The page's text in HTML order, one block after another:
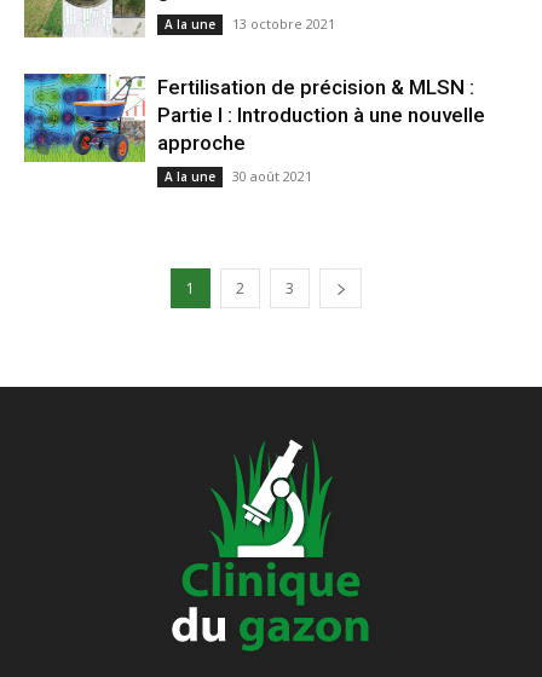
A la une 13 octobre 2021
Fertilisation de précision & MLSN :
Partie I : Introduction à une nouvelle
approche
A la une 30 août 2021
1 2 3